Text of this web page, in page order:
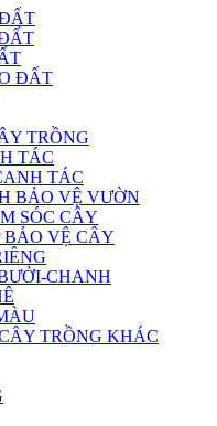
ĐẤT
TRỒNG
TÁC
TÁC
BẢO VỆ VƯỜN
SÓC CÂY
BẢO VỆ CÂY
CHANH
TRỒNG KHÁC